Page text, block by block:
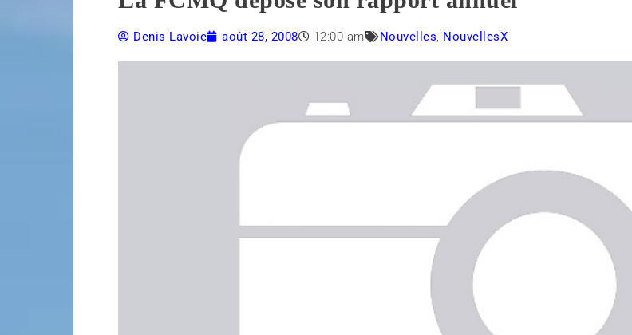
Denis Lavoie août 28, 2008 12:00 am Nouvelles, NouvellesX